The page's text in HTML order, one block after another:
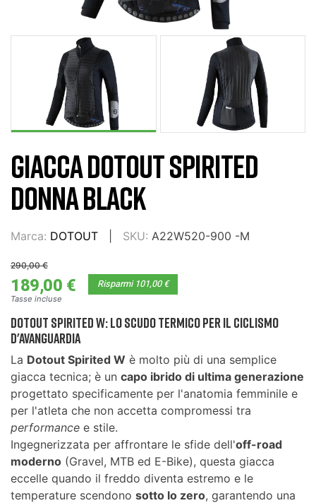
GIACCA DOTOUT SPIRITED
DONNA BLACK
Marca: DOTOUT SKU: A22W520-900 -M
290,00 €
189,00 € Risparmi 101,00 €
Tasse incluse
DOTOUT SPIRITED W: LO SCUDO TERMICO PER IL CICLISMO
D'AVANGUARDIA
La Dotout Spirited W è molto più di una semplice
giacca tecnica; è un capo ibrido di ultima generazione
progettato specificamente per l'anatomia femminile e
per l'atleta che non accetta compromessi tra
performance e stile.
Ingegnerizzata per affrontare le sfide dell'off-road
moderno (Gravel, MTB ed E-Bike), questa giacca
eccelle quando il freddo diventa estremo e le
temperature scendono sotto lo zero, garantendo una